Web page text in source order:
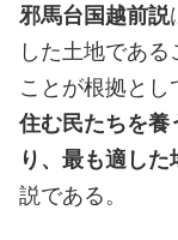
邪馬台国越前説
した土地であ
ことが根拠とし
住む民たちを養
り、最も適し
説である。